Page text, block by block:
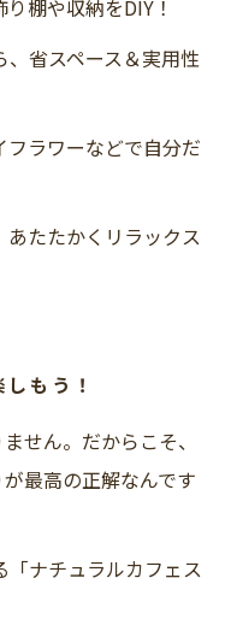
棚や収納をDIY！
、省スペース＆実用性
フラワーなどで自分だ
あたたかくリラックス
もう！
せん。だからこそ、
最高の正解なんです
ナチュラルカフェス